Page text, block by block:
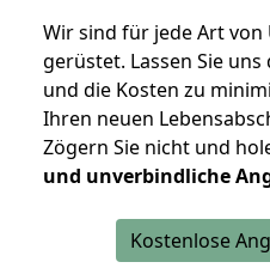
Wir sind für jede Art
gerüstet. Lassen Sie
und die Kosten zu
Ihren neuen
Zögern Sie nicht und
und unverbindliche
Kostenlose